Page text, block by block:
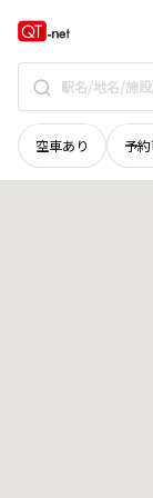
空車あり 予
北海道